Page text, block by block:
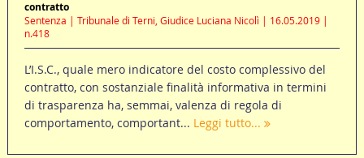
contratto
Sentenza | Tribunale di Terni, Giudice Luciana Nicolì | 16.05.2019 |
n.418
L’I.S.C., quale mero indicatore del costo complessivo del
contratto, con sostanziale finalità informativa in termini
di trasparenza ha, semmai, valenza di regola di
comportamento, comportant... Leggi tutto...